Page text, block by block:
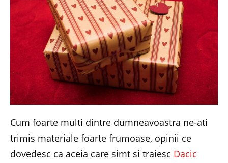
Cum foarte multi dintre dumneavoastra ne-ati
trimis materiale foarte frumoase, opinii ce
dovedesc ca aceia care simt si traiesc Dacic